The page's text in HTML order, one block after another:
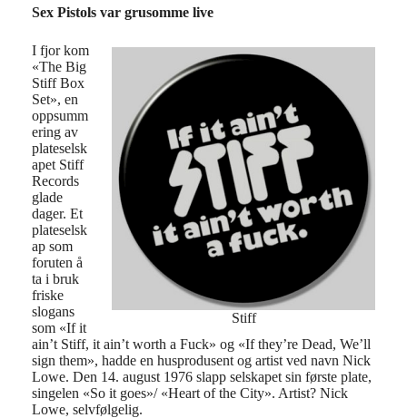
Sex Pistols var grusomme live
Stiff
I fjor kom
«The Big
Stiff Box
Set», en
oppsumm
ering av
plateselsk
apet Stiff
Records
glade
dager. Et
plateselsk
ap som
foruten å
ta i bruk
friske
slogans
som «If it
ain’t Stiff, it ain’t worth a Fuck» og «If they’re Dead, We’ll
sign them», hadde en husprodusent og artist ved navn Nick
Lowe. Den 14. august 1976 slapp selskapet sin første plate,
singelen «So it goes»/ «Heart of the City». Artist? Nick
Lowe, selvfølgelig.